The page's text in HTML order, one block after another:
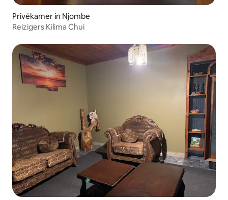
Privékamer in Njombe
Reizigers Kilima Chui